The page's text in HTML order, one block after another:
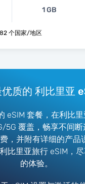
1 GB
外 182 个国家/地区
质的 利比里亚
eSIM 套餐，在利比
5G 覆盖，畅享不间
，并附有详细的产品
比里亚旅行 eSIM，
的体验。